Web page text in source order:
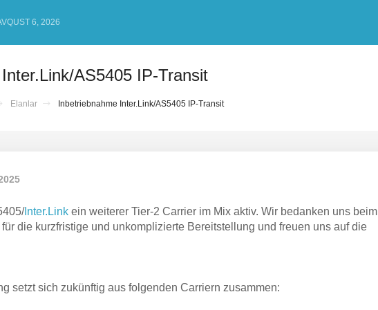
6, 2026
AS5405 IP-Transit
Elanlar Inbetriebnahme Inter.Link/AS5405 IP-Transit
Inter.Link ein weiterer Tier-2 Carrier im Mix aktiv. Wir bedanken uns beim
für die kurzfristige und unkomplizierte Bereitstellung und freuen uns auf die
setzt sich zukünftig aus folgenden Carriern zusammen: